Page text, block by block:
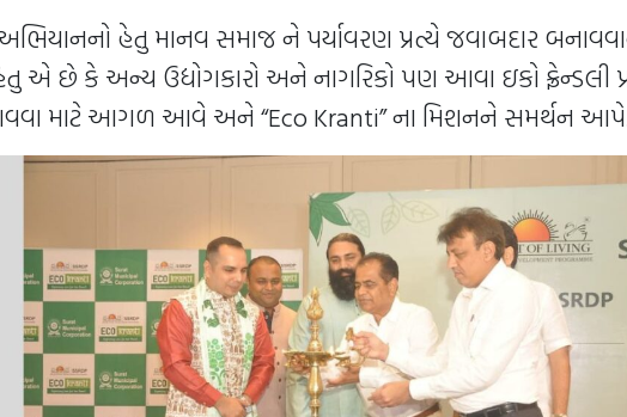
હેતુ માનવ સમાજ ને પર્યાવરણ પ્રત્યે જવાબદાર
એ છે કે અન્ય ઉદ્યોગકારો અને નાગરિકો પણ આવા ઇકો ફ્રેન્ડલી
માટે આગળ આવે અને “Eco Kranti” ના મિશનને સમર્થન